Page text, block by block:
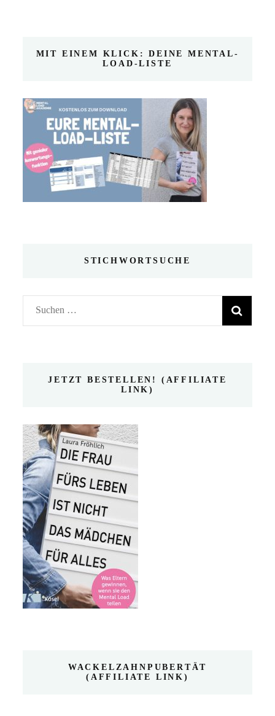
MIT EINEM KLICK: DEINE MENTAL-
LOAD-LISTE
STICHWORTSUCHE
Suchen
nach:
JETZT BESTELLEN! (AFFILIATE
LINK)
WACKELZAHNPUBERTÄT
(AFFILIATE LINK)